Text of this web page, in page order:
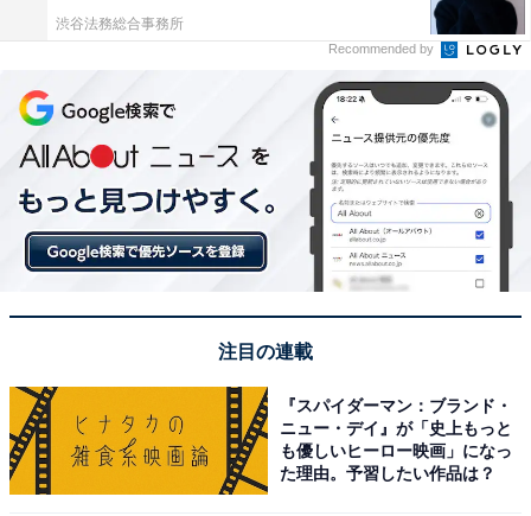
渋谷法務総合事務所
Recommended by
注目の連載
『スパイダーマン：ブランド・
ニュー・デイ』が「史上もっと
も優しいヒーロー映画」になっ
た理由。予習したい作品は？